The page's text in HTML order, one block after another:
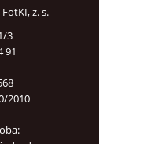
z. s.
3
91
2010